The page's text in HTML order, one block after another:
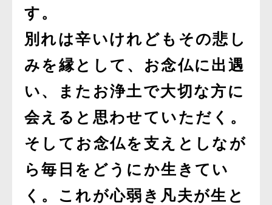
す。
別れは辛いけれどもその悲し
みを縁として、お念仏に出遇
い、またお浄土で大切な方に
会えると思わせていただく。
そしてお念仏を支えとしなが
ら毎日をどうにか生きてい
く。これが心弱き凡夫が生と